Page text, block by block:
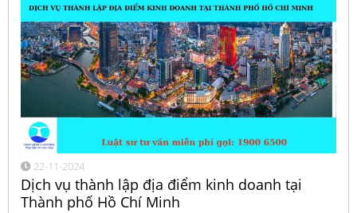
22-11-2024
Dịch vụ thành lập địa điểm kinh doanh tại
Thành phố Hồ Chí Minh